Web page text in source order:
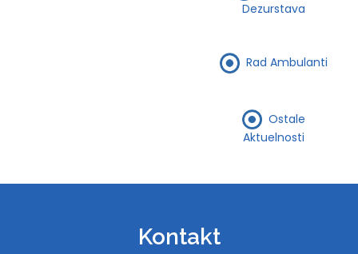
Dezurstava
Rad Ambulanti
Ostale
Aktuelnosti
Kontakt